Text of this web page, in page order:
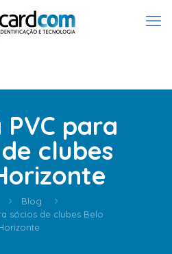
PVC para
clubes
Blog
sócios de clubes Belo